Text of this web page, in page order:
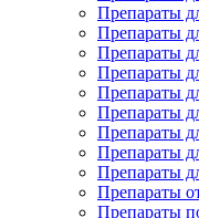
Препараты
Препараты
Препараты
Препараты
Препараты
Препараты
Препараты
Препараты
Препараты
Препараты
Препараты